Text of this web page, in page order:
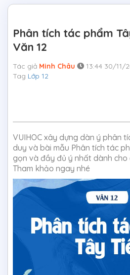
Phân tích tác phẩm
Văn 12
Tác giả Minh Châu 13:44 30/11/
Tag Lớp 12
VUIHOC xây dựng dàn ý phân
duy và bài mẫu Phân tích tác
gọn và đầy đủ ý nhất dành cho
Tham khảo ngay nhé